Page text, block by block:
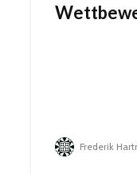
Frederik